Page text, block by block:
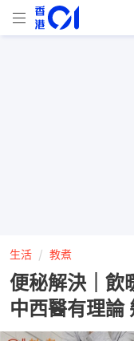
生活 教煮
便秘解決｜飲
中西醫有理論